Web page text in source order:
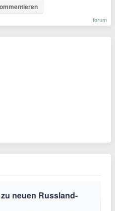
forum
neuen Russland-